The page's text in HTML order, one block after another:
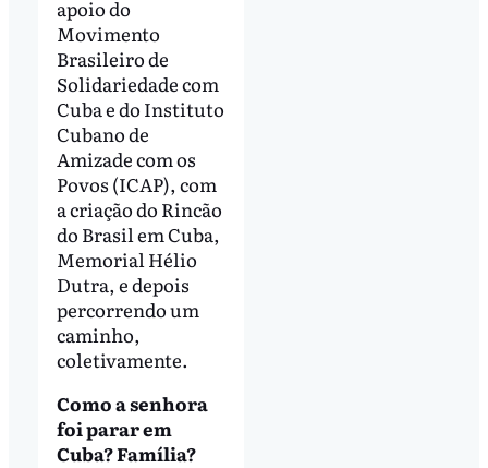
apoio do
Movimento
Brasileiro de
Solidariedade com
Cuba e do Instituto
Cubano de
Amizade com os
Povos (ICAP), com
a criação do Rincão
do Brasil em Cuba,
Memorial Hélio
Dutra, e depois
percorrendo um
caminho,
coletivamente.
Como a senhora
foi parar em
Cuba? Família?